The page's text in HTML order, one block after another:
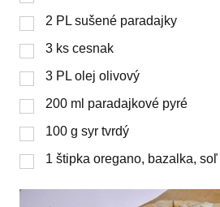
2 PL sušené paradajky
3 ks cesnak
3 PL olej olivový
200 ml paradajkové pyré
100 g syr tvrdý
1 štipka oregano, bazalka, soľ